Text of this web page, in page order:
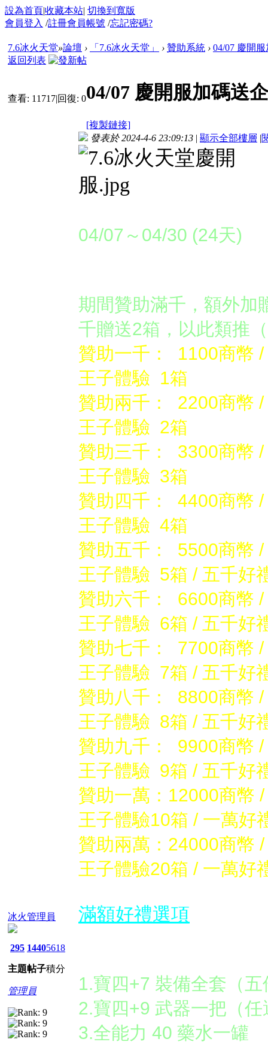
設為首頁|收藏本站| 切換到寬版
會員登入 /註冊會員帳號 /忘記密碼?
7.6冰火天堂»論壇 › 「7.6冰火天堂」 › 贊助系統 › 04/07 慶開
返回列表
查看: 11717|回復: 004/07 慶開服加碼送
[複製鏈接]
冰火管理員
295
主題
1440
帖子
5618
積分
管理員
發表於 2024-4-6 23:09:13 | 顯示全部樓層 |
04/07～04/30 (24天)
期間贊助滿千，額外加
千贈送2箱，以此類推
贊助一千：
1100商幣
王子體驗 1箱
贊助兩千：
2200商幣
王子體驗 2箱
贊助三千：
3300商幣
王子體驗 3箱
贊助四千：
4400商幣
王子體驗 4箱
贊助五千：
5500商幣
王子體驗 5箱 / 五千好
贊助六千： 6600商幣
王子體驗 6箱 / 五千好
贊助七千： 7700商幣
王子體驗 7箱 / 五千好
贊助八千： 8800商幣
王子體驗 8箱 / 五千好
贊助九千： 9900商幣
王子體驗 9箱 / 五千好
贊助一萬：12000商幣
王子體驗10箱 / 一萬好
贊助兩萬：24000商幣
王子體驗20箱 / 一萬好
滿額好禮選項
1.寶四+7 裝備全套（五
2.寶四+9 武器一把（任
3.全能力 40 藥水一罐